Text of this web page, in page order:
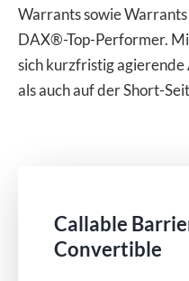
Warrants sowie
DAX®-Top-Performer.
sich kurzfristig agierende
als auch auf der Short-
Callable
Convertible